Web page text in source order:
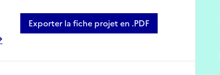
Exporter la fiche projet en .PDF